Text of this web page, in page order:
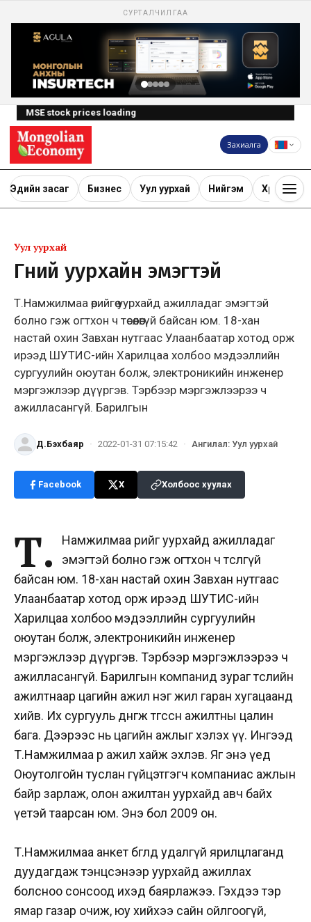
СУРТАЛЧИЛГАА
MSE stock prices loading
Захиалга
Эдийн засаг Бизнес Уул уурхай Нийгэм Хөрөнгө
Уул уурхай
Гүний уурхайн эмэгтэй
Т.Намжилмаа өөрийгөө уурхайд ажилладаг эмэгтэй
болно гэж огтхон ч төсөөлөөгүй байсан юм. 18-хан
настай охин Завхан нутгаас Улаанбаатар хотод орж
ирээд ШУТИС-ийн Харилцаа холбоо мэдээллийн
сургуулийн оюутан болж, электроникийн инженер
мэргэжлээр дүүргэв. Тэрбээр мэргэжлээрээ ч
ажилласангүй. Барилгын
Д.Бэхбаяр · 2022-01-31 07:15:42 · Ангилал: Уул уурхай
Facebook X Холбоос хуулах
Т.
Намжилмаа өөрийгөө уурхайд ажилладаг
эмэгтэй болно гэж огтхон ч төсөөлөөгүй
байсан юм. 18-хан настай охин Завхан нутгаас
Улаанбаатар хотод орж ирээд ШУТИС-ийн
Харилцаа холбоо мэдээллийн сургуулийн
оюутан болж, электроникийн инженер
мэргэжлээр дүүргэв. Тэрбээр мэргэжлээрээ ч
ажилласангүй. Барилгын компанид зураг төслийн
ажилтнаар цагийн ажил нэг жил гаран хугацаанд
хийв. Их сургууль дөнгөж төгссөн ажилтны цалин
бага. Дээрээс нь цагийн ажлыг хэлэх үү. Ингээд
Т.Намжилмаа өөр ажил хайж эхлэв. Яг энэ үед
Оюутолгойн туслан гүйцэтгэгч компаниас ажлын
байр зарлаж, олон ажилтан уурхайд авч байх
үетэй таарсан юм. Энэ бол 2009 он.
Т.Намжилмаа анкет бөглөөд удалгүй ярилцлаганд
дуудагдаж тэнцсэнээр уурхайд ажиллах
болсноо сонсоод ихэд баярлажээ. Гэхдээ тэр
ямар газар очиж, юу хийхээ сайн ойлгоогүй,